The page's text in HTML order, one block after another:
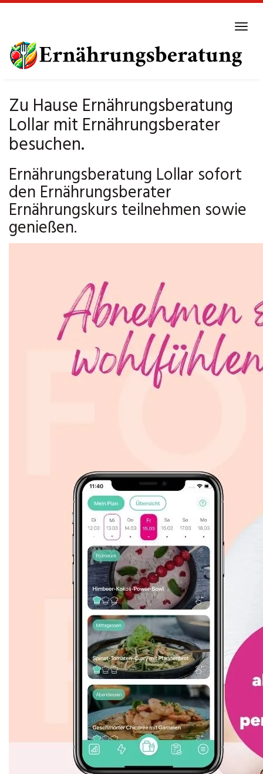
main
content
Zu Hause Ernährungsberatung
Lollar mit Ernährungsberater
besuchen.
Ernährungsberatung Lollar sofort
den Ernährungsberater
Ernährungskurs teilnehmen sowie
genießen.